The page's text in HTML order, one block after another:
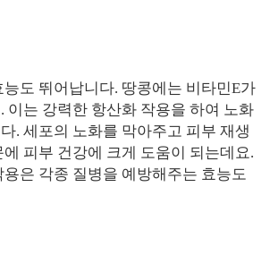
도 뛰어납니다. 땅콩에는 비타민E가
이는 강력한 항산화 작용을 하여 노화
. 세포의 노화를 막아주고 피부 재생
피부 건강에 크게 도움이 되는데요.
은 각종 질병을 예방해주는 효능도